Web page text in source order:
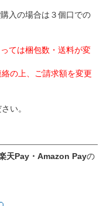
入の場合は３個口での
ては梱包数・送料が変
の上、ご請求額を変更
い。
天Pay・Amazon Payの